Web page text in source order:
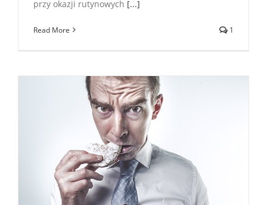
przy okazji rutynowych [...]
Read More 1